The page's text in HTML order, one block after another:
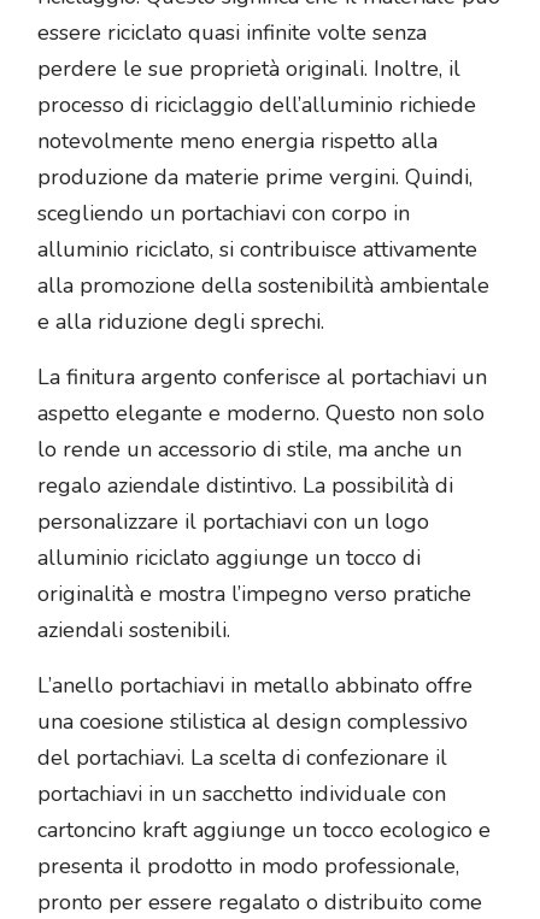
essere riciclato quasi infinite volte senza
perdere le sue proprietà originali. Inoltre, il
processo di riciclaggio dell’alluminio richiede
notevolmente meno energia rispetto alla
produzione da materie prime vergini. Quindi,
scegliendo un portachiavi con corpo in
alluminio riciclato, si contribuisce attivamente
alla promozione della sostenibilità ambientale
e alla riduzione degli sprechi.
La finitura argento conferisce al portachiavi un
aspetto elegante e moderno. Questo non solo
lo rende un accessorio di stile, ma anche un
regalo aziendale distintivo. La possibilità di
personalizzare il portachiavi con un logo
alluminio riciclato aggiunge un tocco di
originalità e mostra l’impegno verso pratiche
aziendali sostenibili.
L’anello portachiavi in metallo abbinato offre
una coesione stilistica al design complessivo
del portachiavi. La scelta di confezionare il
portachiavi in un sacchetto individuale con
cartoncino kraft aggiunge un tocco ecologico e
presenta il prodotto in modo professionale,
pronto per essere regalato o distribuito come